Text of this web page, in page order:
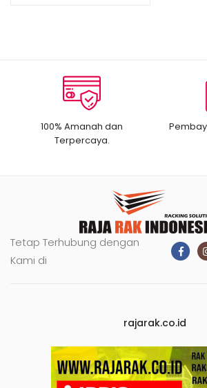
100% Amanah dan
Terpercaya.
Tetap Terhubung dengan
Kami di
rajarak.co.id